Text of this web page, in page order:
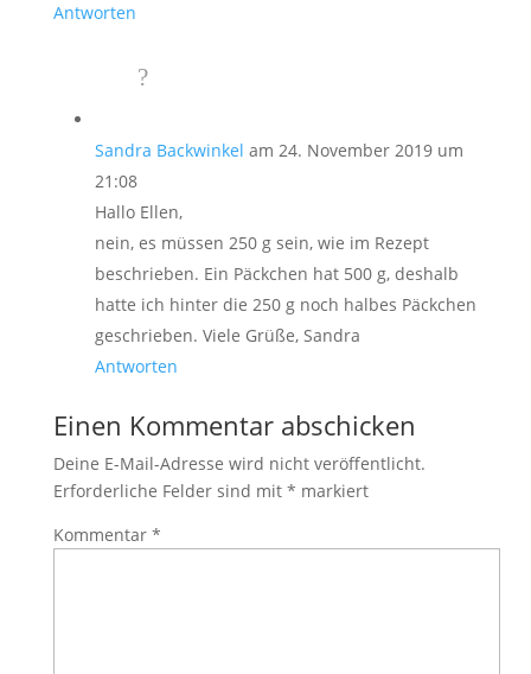
Antworten
Sandra Backwinkel am 24. November 2019 um
21:08
Hallo Ellen,
nein, es müssen 250 g sein, wie im Rezept
beschrieben. Ein Päckchen hat 500 g, deshalb
hatte ich hinter die 250 g noch halbes Päckchen
geschrieben. Viele Grüße, Sandra
Antworten
Einen Kommentar abschicken
Deine E-Mail-Adresse wird nicht veröffentlicht.
Erforderliche Felder sind mit * markiert
Kommentar *